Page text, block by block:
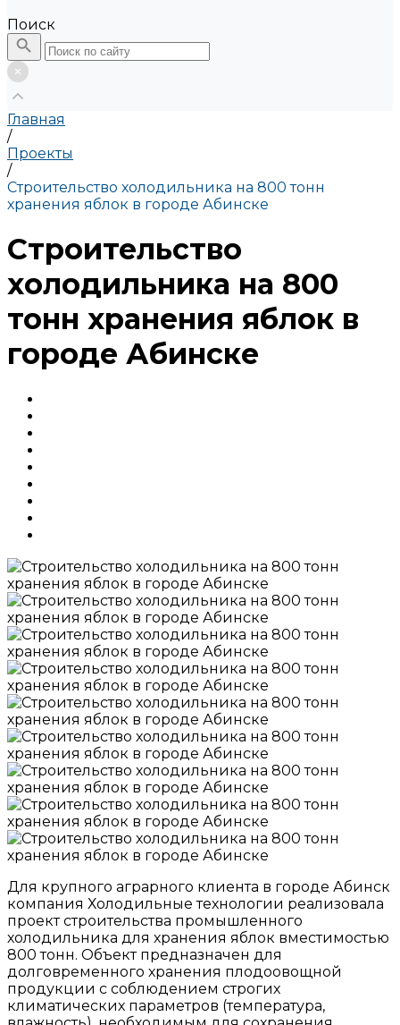
Поиск
Главная
/
Проекты
/
Строительство холодильника на 800 тонн
хранения яблок в городе Абинске
Строительство
холодильника на 800
тонн хранения яблок в
городе Абинске
Для крупного аграрного клиента в городе Абинск
компания Холодильные технологии реализовала
проект строительства промышленного
холодильника для хранения яблок вместимостью
800 тонн. Объект предназначен для
долговременного хранения плодоовощной
продукции с соблюдением строгих
климатических параметров (температура,